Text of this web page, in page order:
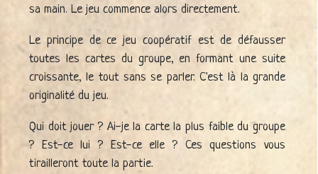
sa main. Le jeu commence alors directement.
Le principe de ce jeu coopératif est de défausser
toutes les cartes du groupe, en formant une suite
croissante, le tout sans se parler. C'est là la grande
originalité du jeu.
Qui doit jouer ? Ai-je la carte la plus faible du groupe
? Est-ce lui ? Est-ce elle ? Ces questions vous
tirailleront toute la partie.